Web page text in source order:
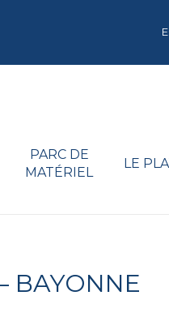
PARC DE
MATÉRIEL
LE
BAYONNE